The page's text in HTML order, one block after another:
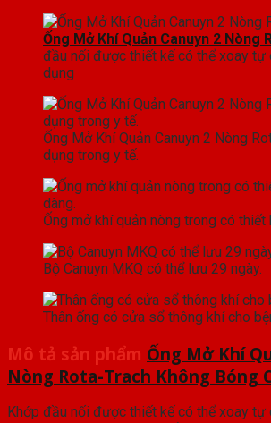
Ống Mở Khí Quản Canuyn 2
đầu nối được thiết kế có thể xoay
dụng
Ống Mở Khí Quản Canuyn 2 Nòng
dụng trong y tế.
Ống mở khí quản nòng trong có
Bộ Canuyn MKQ có thể lưu 29 ngày.
Thân ống có cửa sổ thông khí cho
Mô tả sản phẩm Ống Mở Khí
Nòng Rota-Trach Không Bóng
Khớp đầu nối được thiết kế có thể xoay